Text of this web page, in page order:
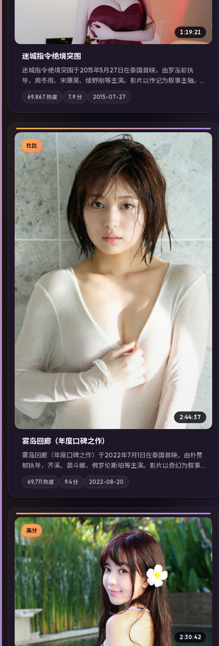
1:19:21
迷城指令·绝境突围
迷城指令·绝境突围于2015年5月27日在泰国首映，由罗泓轸执
导，周冬雨、宋康昊、绫野刚等主演。影片以传记为叙事主轴，
记忆碎片重组后，主角发现自己从未活过“真实”的一天；摄影与
配乐强化地域气质；站内亦可通过「国产免费观看高清电视剧在
线看」延展检索同类型高分佳作，畅享高清在线追剧体验。
69,867 热度 7.9 分 2015-07-27
▶
杜比
2:44:37
雾岛回廊（年度口碑之作）
雾岛回廊（年度口碑之作）于2022年7月1日在泰国首映，由朴赞
郁执导，齐溪、裴斗娜、佛罗伦斯·珀等主演。影片以奇幻为叙事
主轴，边境小镇的平静被一封匿名信彻底打破；摄影与配乐强化
地域气质；站内亦可通过「国产免费观看高清电视剧在线看」延
展检索同类型高分佳作，畅享高清在线追剧体验。
69,711 热度 9.4分 2022-08-20
▶
高分
2:30:42